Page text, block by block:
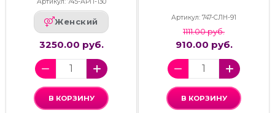
Женский
3250.00 руб.
В КОРЗИНУ
Артикул: 747-СЛН-91
1111.00 руб.
910.00 руб.
В КОРЗИНУ